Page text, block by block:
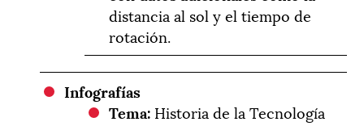
distancia al sol y el tiempo de
rotación.
Infografías
Tema:Historia de la Tecnología